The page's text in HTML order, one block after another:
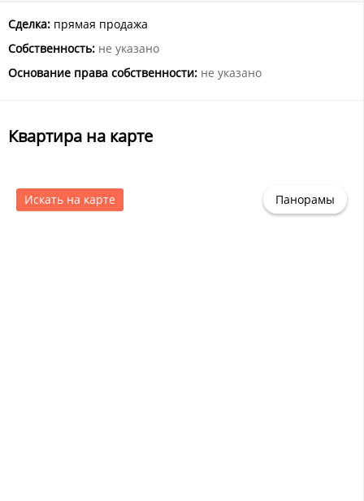
Сделка: прямая продажа
Собственность: не указано
Основание права собственности: не указано
Квартира на карте
Искать на карте Панорамы